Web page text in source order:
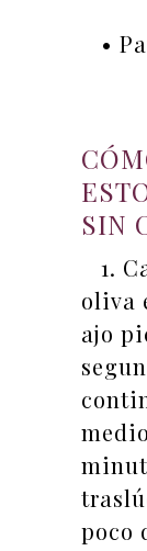
•
SIN
1.
oliva
ajo
poco